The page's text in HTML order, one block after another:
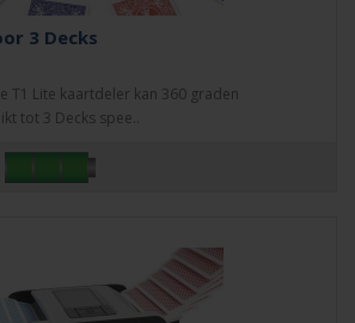
3 Decks
T1 Lite kaartdeler kan 360 graden
tot 3 Decks spee..